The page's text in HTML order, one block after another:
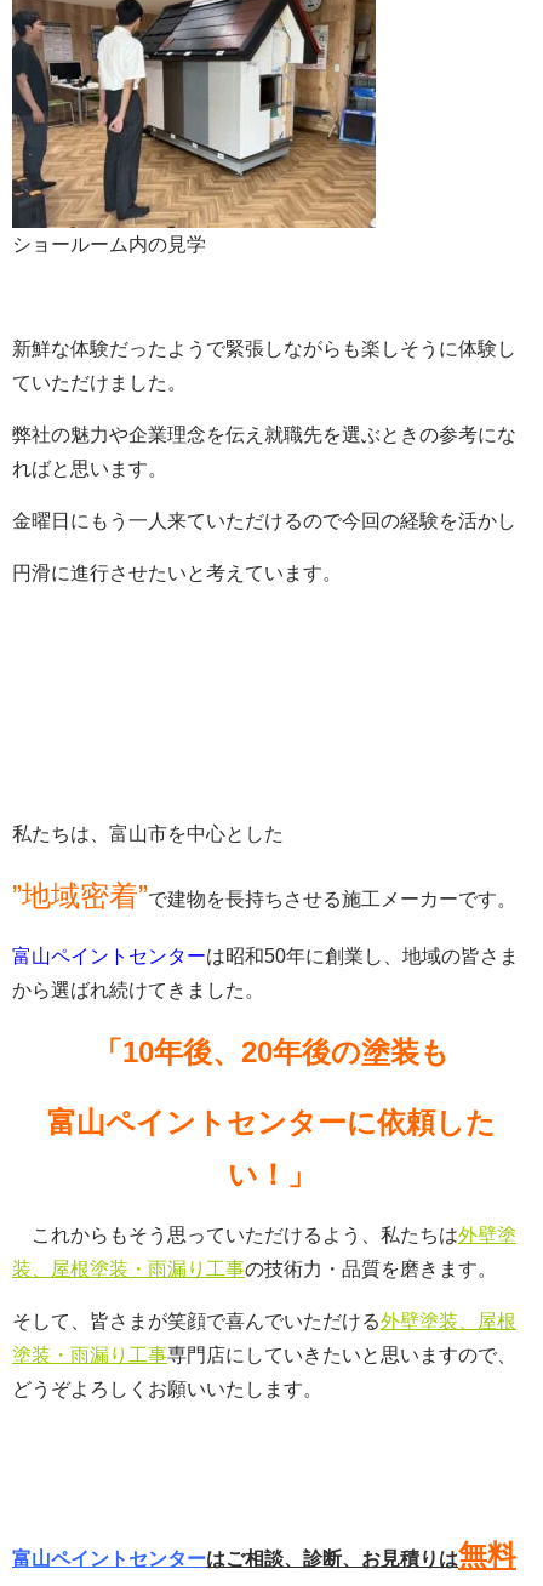
ショールーム内の見学
新鮮な体験だったようで緊張しながらも楽しそうに体験し
ていただけました。
弊社の魅力や企業理念を伝え就職先を選ぶときの参考にな
ればと思います。
金曜日にもう一人来ていただけるので今回の経験を活かし
円滑に進行させたいと考えています。
私たちは、富山市を中心とした
”地域密着”で建物を長持ちさせる施工メーカーです。
富山ペイントセンターは昭和50年に創業し、地域の皆さま
から選ばれ続けてきました。
「10年後、20年後の塗装も
富山ペイントセンターに依頼した
い！」
これからもそう思っていただけるよう、私たちは外壁塗
装、屋根塗装・雨漏り工事の技術力・品質を磨きます。
そして、皆さまが笑顔で喜んでいただける外壁塗装、屋根
塗装・雨漏り工事専門店にしていきたいと思いますので、
どうぞよろしくお願いいたします。
富山ペイントセンターはご相談、診断、お見積りは無料